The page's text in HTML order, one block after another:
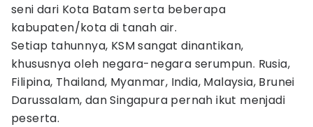
seni dari Kota Batam serta beberapa
kabupaten/kota di tanah air.
Setiap tahunnya, KSM sangat dinantikan,
khususnya oleh negara-negara serumpun. Rusia,
Filipina, Thailand, Myanmar, India, Malaysia, Brunei
Darussalam, dan Singapura pernah ikut menjadi
peserta.